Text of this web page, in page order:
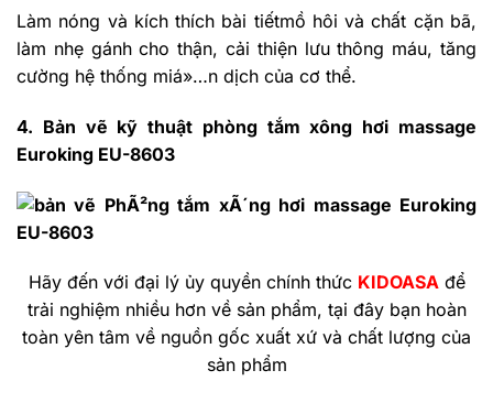
Làm nóng và kích thích bài tiếtmồ hôi và chất cặn bã,
làm nhẹ gánh cho thận, cải thiện lưu thông máu, tăng
cường hệ thống miá»…n dịch của cơ thể.
4. Bản vẽ kỹ thuật phòng tắm xông hơi massage
Euroking EU-8603
Hãy đến với đại lý ủy quyền chính thức KIDOASA để
trải nghiệm nhiều hơn về sản phẩm, tại đây bạn hoàn
toàn yên tâm về nguồn gốc xuất xứ và chất lượng của
sản phẩm